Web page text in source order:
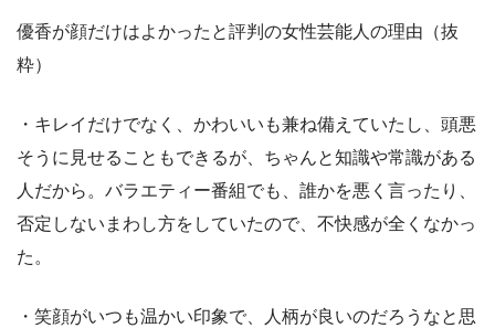
優香が顔だけはよかったと評判の女性芸能人の理由（抜
粋）
・キレイだけでなく、かわいいも兼ね備えていたし、頭悪
そうに見せることもできるが、ちゃんと知識や常識がある
人だから。バラエティー番組でも、誰かを悪く言ったり、
否定しないまわし方をしていたので、不快感が全くなかっ
た。
・笑顔がいつも温かい印象で、人柄が良いのだろうなと思